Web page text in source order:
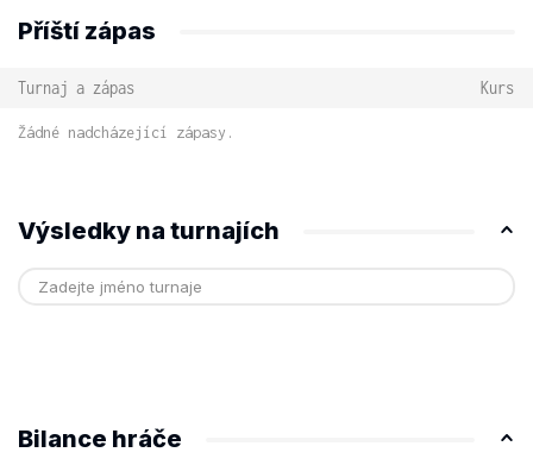
Příští zápas
Turnaj a zápas Kurs
Žádné nadcházející zápasy.
Výsledky na turnajích
Bilance hráče